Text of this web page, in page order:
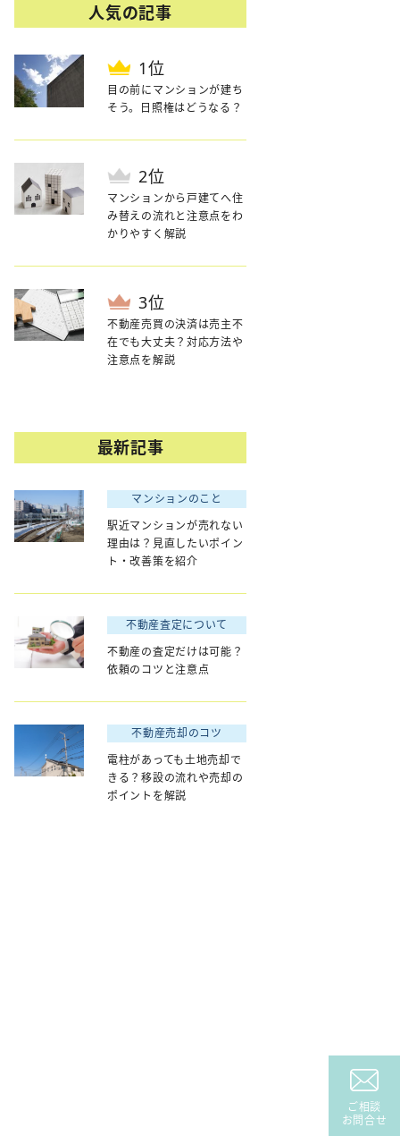
人気の記事
位
目の前にマンションが建ち
そう。日照権はどうなる？
位
マンションから戸建てへ住
み替えの流れと注意点をわ
かりやすく解説
位
不動産売買の決済は売主不
在でも大丈夫？対応方法や
注意点を解説
最新記事
マンションのこと
駅近マンションが売れない
理由は？見直したいポイン
ト・改善策を紹介
不動産査定について
不動産の査定だけは可能？
依頼のコツと注意点
不動産売却のコツ
電柱があっても土地売却で
きる？移設の流れや売却の
ポイントを解説
ご相談
お問合せ